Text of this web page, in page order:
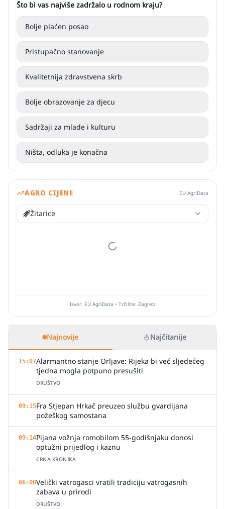
Što bi vas najviše zadržalo u rodnom kraju?
Bolje plaćen posao
Pristupačno stanovanje
Kvalitetnija zdravstvena skrb
Bolje obrazovanje za djecu
Sadržaji za mlade i kulturu
Ništa, odluka je konačna
AGRO CIJENE EU AgriData
Žitarice
Izvor: EU AgriData • Tržište: Zagreb
Najnovije Najčitanije
15:07Alarmantno stanje Orljave: Rijeka bi već sljedećeg
tjedna mogla potpuno presušiti
DRUŠTVO
09:15Fra Stjepan Hrkač preuzeo službu gvardijana
požeškog samostana
09:14Pijana vožnja romobilom 55-godišnjaku donosi
optužni prijedlog i kaznu
CRNA KRONIKA
06:00Velički vatrogasci vratili tradiciju vatrogasnih
zabava u prirodi
DRUŠTVO